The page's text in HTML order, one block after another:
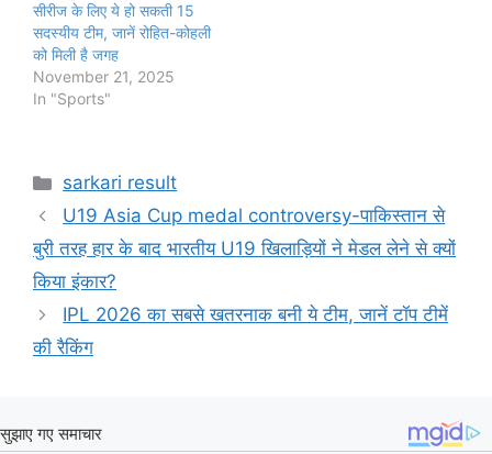
सीरीज के लिए ये हो सकती 15
सदस्यीय टीम, जानें रोहित-कोहली
को मिली है जगह
November 21, 2025
In "Sports"
Categories
sarkari result
U19 Asia Cup medal controversy-पाकिस्तान से
बुरी तरह हार के बाद भारतीय U19 खिलाड़ियों ने मेडल लेने से क्यों
किया इंकार?
IPL 2026 का सबसे खतरनाक बनी ये टीम, जानें टॉप टीमें
की रैकिंग